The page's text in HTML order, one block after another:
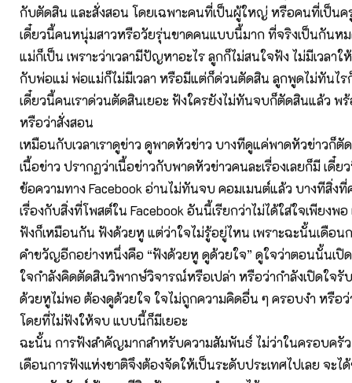
กับตัดสิน และสั่งสอน โดยเฉพาะคนที่เป็นผู้ใหญ่ หรือคนที่เป็นค
เดี๋ยวนี้คนหนุ่มสาวหรือวัยรุ่นขาดคนแบบนี้มาก ที่จริงเป็นกันห
แม่ก็เป็น เพราะว่าเวลามีปัญหาอะไร ลูกก็ไม่สนใจฟัง ไม่มีเวลา
กับพ่อแม่ พ่อแม่ก็ไม่มีเวลา หรือมีแต่ก็ด่วนตัดสิน ลูกพูดไม่ทันไ
เดี๋ยวนี้คนเราด่วนตัดสินเยอะ ฟังใครยังไม่ทันจบก็ตัดสินแล้ว พ
หรือว่าสั่งสอน
เหมือนกับเวลาเราดูข่าว ดูพาดหัวข่าว บางทีดูแค่พาดหัวข่าวก็ตั
เนื้อข่าว ปรากฏว่าเนื้อข่าวกับพาดหัวข่าวคนละเรื่องเลยก็มี เดี๋ย
ข้อความทาง Facebook อ่านไม่ทันจบ คอมเมนต์แล้ว บางทีสิ่ง
เรื่องกับสิ่งที่โพสต์ใน Facebook อันนี้เรียกว่าไม่ได้ใส่ใจเพียงพ
ฟังก็เหมือนกัน ฟังด้วยหู แต่ว่าใจไม่รู้อยู่ไหน เพราะฉะนั้นเดือน
คำขวัญอีกอย่างหนึ่งคือ “ฟังด้วยหู ดูด้วยใจ” ดูใจว่าตอนนั้นเปิ
ใจกำลังคิดตัดสินวิพากษ์วิจารณ์หรือเปล่า หรือว่ากำลังเปิดใจรั
ด้วยหูไม่พอ ต้องดูด้วยใจ ใจไม่ถูกความคิดอื่น ๆ ครอบงำ หรือ
โดยที่ไม่ฟังให้จบ แบบนี้ก็มีเยอะ
ฉะนั้น การฟังสำคัญมากสำหรับความสัมพันธ์ ไม่ว่าในครอบครั
เดือนการฟังแห่งชาติจึงต้องจัดให้เป็นระดับประเทศไปเลย จะ